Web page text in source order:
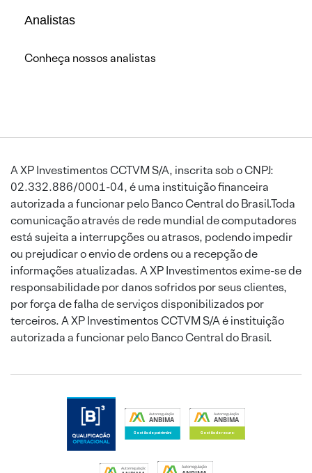
Analistas
Conheça nossos analistas
A XP Investimentos CCTVM S/A, inscrita sob o CNPJ:
02.332.886/0001-04, é uma instituição financeira
autorizada a funcionar pelo Banco Central do Brasil.Toda
comunicação através de rede mundial de computadores
está sujeita a interrupções ou atrasos, podendo impedir
ou prejudicar o envio de ordens ou a recepção de
informações atualizadas. A XP Investimentos exime-se de
responsabilidade por danos sofridos por seus clientes,
por força de falha de serviços disponibilizados por
terceiros. A XP Investimentos CCTVM S/A é instituição
autorizada a funcionar pelo Banco Central do Brasil.